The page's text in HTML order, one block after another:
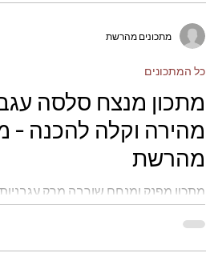
מתכון מנצח סלסה
מהירה וקלה להכנה -
מהרשת
מתכון מפנק ומנחם שורבה מרק עגבניות
טעים ומשביע
כל המתכונים
מתכונים מהרשת